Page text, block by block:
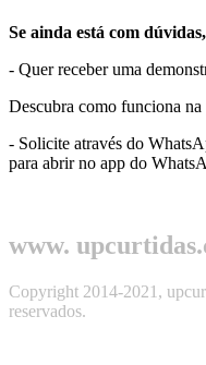
Se ainda está com
- Quer receber uma
Descubra como funciona
- Solicite através do
para abrir no app do
www.
Copyright 2014-2021,
reservados.